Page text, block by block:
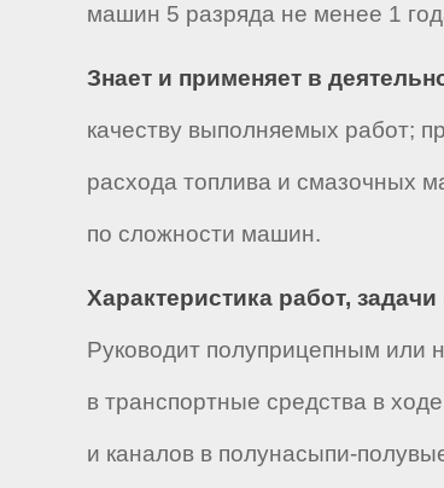
машин 5 разряда не менее 1
Знает и применяет в
качеству выполняемых работ;
расхода топлива и смазочных
по сложности машин.
Характеристика работ,
Руководит полуприцепным или
в транспортные средства в
и каналов в полунасыпи-